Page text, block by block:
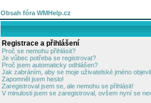
Obsah fóra WMHelp.cz
Registrace a přihlášení
Proč se nemohu přihlásit?
Je vůbec potřeba se registrovat?
Proč jsem automaticky odhlášen?
Jak zabráním, aby se moje uživatelské jméno
Zapomněl jsem heslo!
Zaregistroval jsem se, ale nemohu se přihlásit!
V minulosti jsem se zaregistroval, ovšem nyní se